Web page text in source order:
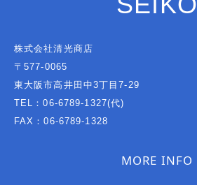
株式会社清光商店
〒577-0065
東大阪市高井田中3丁目7-29
TEL：06-6789-1327(代)
FAX：06-6789-1328
MORE INFO